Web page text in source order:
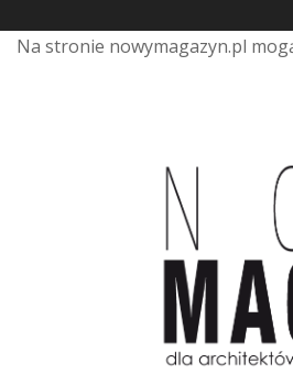
Na stronie nowymagazyn.pl